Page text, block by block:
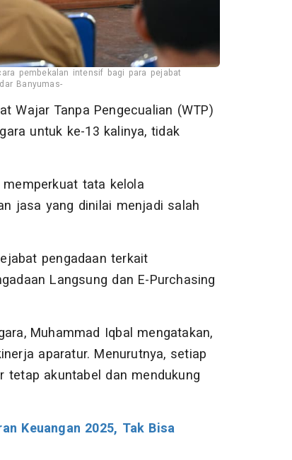
pembekalan intensif bagi para pejabat
Banyumas-
Wajar Tanpa Pengecualian (WTP)
untuk ke-13 kalinya, tidak
tata kelola
jasa yang dinilai menjadi salah
pengadaan terkait
Langsung dan E-Purchasing
Muhammad Iqbal mengatakan,
aparatur. Menurutnya, setiap
tetap akuntabel dan mendukung
Keuangan 2025, Tak Bisa